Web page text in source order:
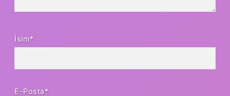
İsim*
E-Posta*